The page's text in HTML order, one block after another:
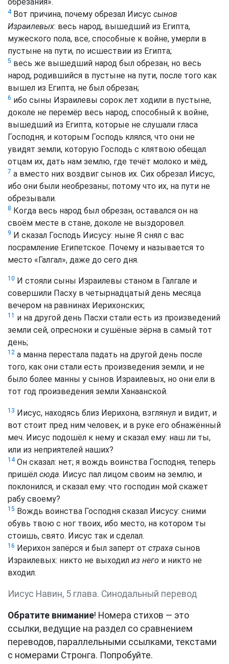
4Вот причина, почему обрезал Иисус сынов
Израилевых: весь народ, вышедший из Египта,
мужеского пола, все, способные к войне, умерли в
пустыне на пути, по исшествии из Египта;
5 весь же вышедший народ был обрезан, но весь
народ, родившийся в пустыне на пути, после того как
вышел из Египта, не был обрезан;
6 ибо сыны Израилевы сорок лет ходили в пустыне,
доколе не перемёр весь народ, способный к войне,
вышедший из Египта, которые не слушали гласа
Господня, и которым Господь клялся, что они не
увидят земли, которую Господь с клятвою обещал
отцам их, дать нам землю, где течёт молоко и мёд,
7 а вместо них воздвиг сынов их. Сих обрезал Иисус,
ибо они были необрезаны; потому что их, на пути не
обрезывали.
8 Когда весь народ был обрезан, оставался он на
своём месте в стане, доколе не выздоровел.
9 И сказал Господь Иисусу: ныне Я снял с вас
посрамление Египетское. Почему и называется то
место «Галгал», даже до сего дня.
10 И стояли сыны Израилевы станом в Галгале и
совершили Пасху в четырнадцатый день месяца
вечером на равнинах Иерихонских;
11 и на другой день Пасхи стали есть из произведений
земли сей, опресноки и сушёные зёрна в самый тот
день;
12 а манна перестала падать на другой день после
того, как они стали есть произведения земли, и не
было более манны у сынов Израилевых, но они ели в
тот год произведения земли Ханаанской.
13 Иисус, находясь близ Иерихона, взглянул и видит, и
вот стоит пред ним человек, и в руке его обнажённый
меч. Иисус подошёл к нему и сказал ему: наш ли ты,
или из неприятелей наших?
14Он сказал: нет; я вождь воинства Господня, теперь
пришёл сюда. Иисус пал лицом своим на землю, и
поклонился, и сказал ему: что господин мой скажет
рабу своему?
15 Вождь воинства Господня сказал Иисусу: сними
обувь твою с ног твоих, ибо место, на котором ты
стоишь, свято. Иисус так и сделал.
16 Иерихон запёрся и был заперт от страха сынов
Израилевых: никто не выходил из него и никто не
входил.
Иисус Навин, 5 глава. Синодальный перевод
Обратите внимание! Номера стихов — это
ссылки, ведущие на раздел со сравнением
переводов, параллельными ссылками, текстами
с номерами Стронга. Попробуйте.